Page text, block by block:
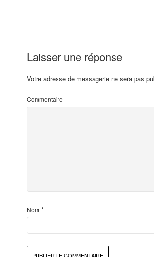
Laisser une réponse
Votre adresse de messagerie ne sera pas
Commentaire
Nom *